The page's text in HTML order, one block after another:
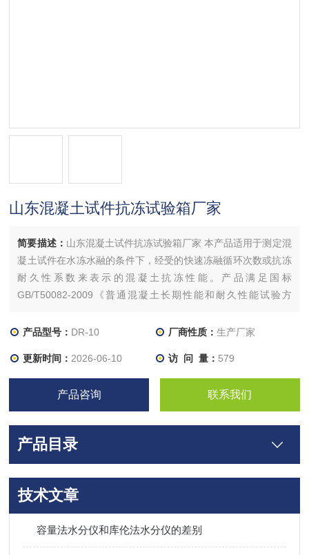
山东混凝土试件抗冻试验箱厂家
简要描述： 山东混凝土试件抗冻试验箱厂家 本产品适用于测定混
凝土试件在水冻水融的条件下，经受的快速冻融循环次数或抗冻
耐久性系数来表示的混凝土抗冻性能。产品满足国标
GB/T50082-2009《普通混凝土长期性能和耐久性能试验方
C666《混凝土快速冻融能力的标准试验方法》、DL/T5150-
产品型号： DR-10 厂商性质： 生产厂家
更新时间： 2026-06-10 访 问 量： 579
产品咨询 联系我们
产品目录
技术文章
容量法水分仪和库伦法水分仪的差别